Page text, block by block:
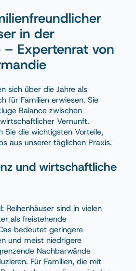
in der
– Expertenrat von
sich über die Jahre als
für Familien erwiesen. Sie
Balance zwischen
Vernunft.
Sie die wichtigsten Vorteile,
aus unserer täglichen Praxis.
und wirtschaftliche
Reihenhäuser sind in vielen
als freistehende
bedeutet geringere
und meist niedrigere
Nachbarwände
Für Familien, die mit